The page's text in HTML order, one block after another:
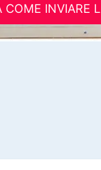
COME INVIARE